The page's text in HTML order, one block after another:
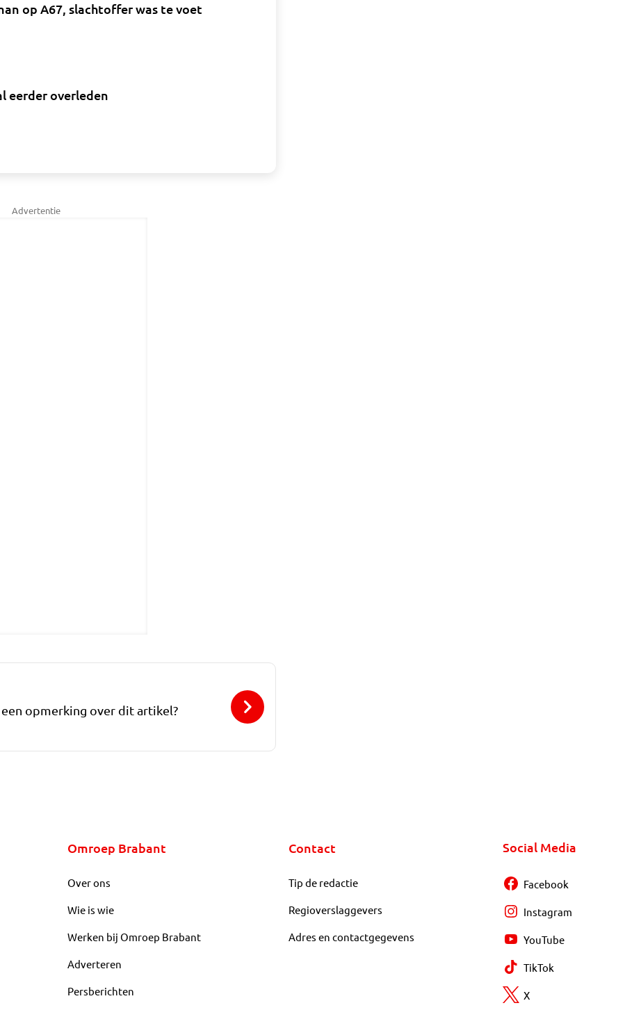
op A67, slachtoffer was te voet
eerder overleden
Advertentie
opmerking over dit artikel?
Omroep Brabant
Over ons
Wie is wie
Werken bij Omroep Brabant
Adverteren
Persberichten
Contact
Tip de redactie
Regioverslaggevers
Adres en contactgegevens
Social Media
Facebook
Instagram
YouTube
TikTok
X